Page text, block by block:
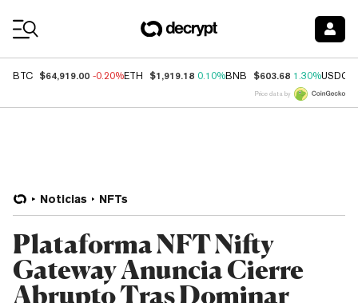
BTC $64,919.00 -0.20%ETH $1,919.18 0.10%BNB $603.68 1.30%USDC
Price data by
Noticias NFTs
Plataforma NFT Nifty
Gateway Anuncia Cierre
Abrupto Tras Dominar